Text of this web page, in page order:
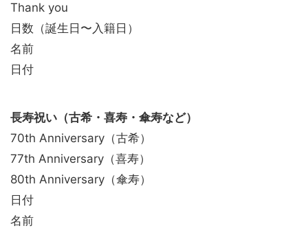
Thank you
日数（誕生日〜入籍日）
名前
日付
長寿祝い（古希・喜寿・傘寿など）
70th Anniversary（古希）
77th Anniversary（喜寿）
80th Anniversary（傘寿）
日付
名前